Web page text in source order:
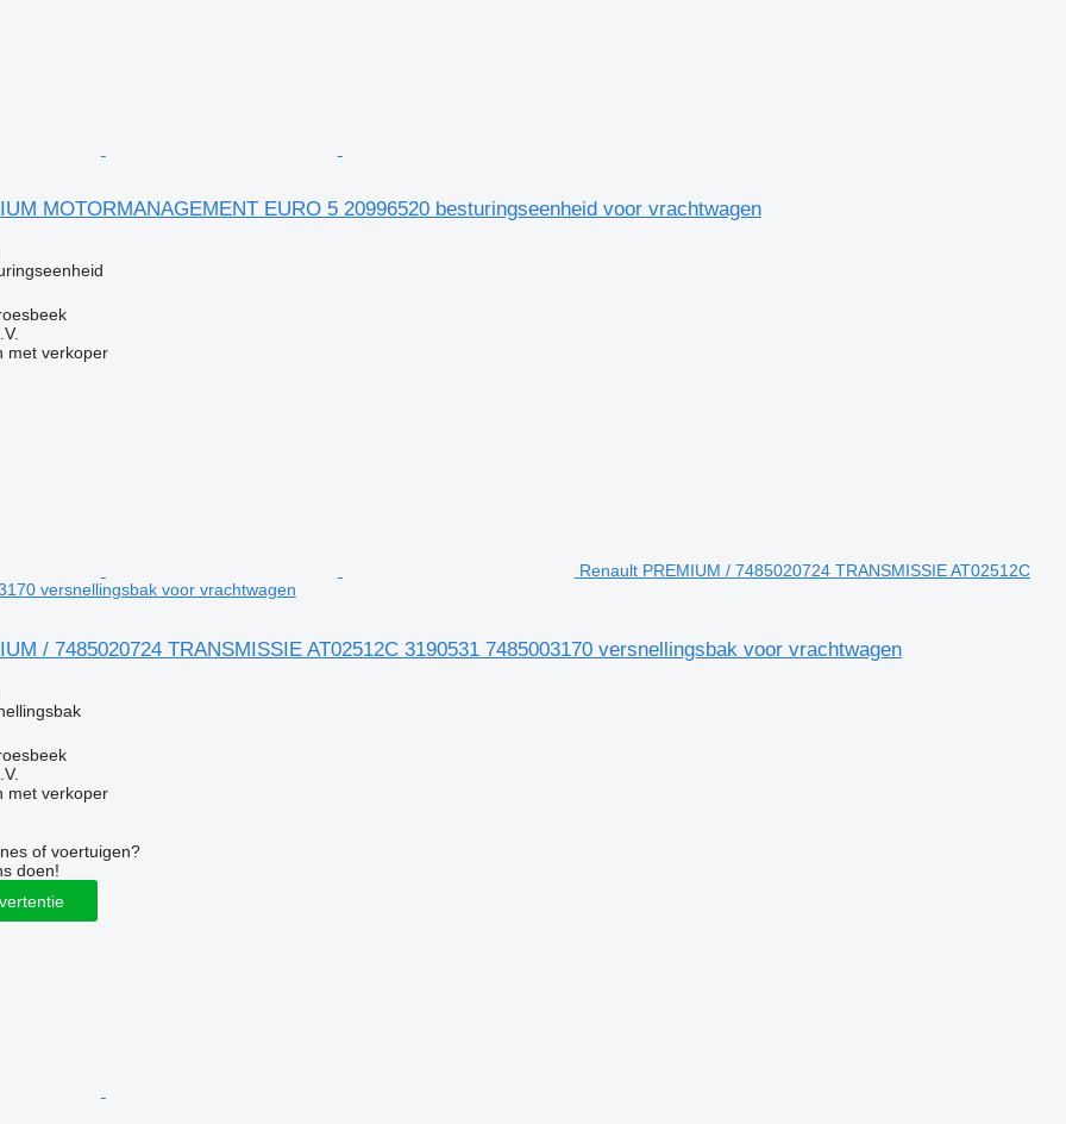
MOTORMANAGEMENT EURO 5 20996520 besturingseenheid voor vrachtwagen
met verkoper
Renault PREMIUM / 7485020724 TRANSMISSIE AT02512C
versnellingsbak voor vrachtwagen
/ 7485020724 TRANSMISSIE AT02512C 3190531 7485003170 versnellingsbak voor vrachtwagen
met verkoper
of voertuigen?
doen!